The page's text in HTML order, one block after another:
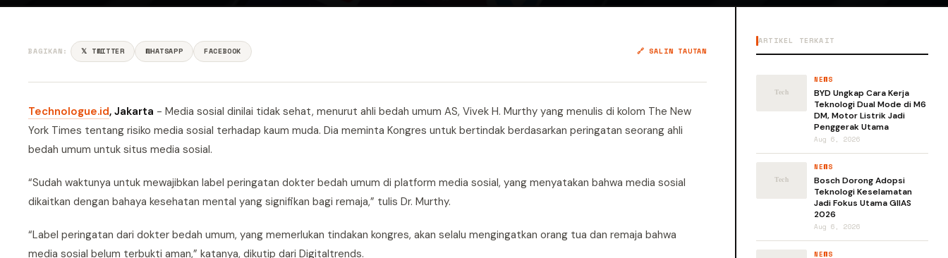
BAGIKAN: 𝕏 TWITTER WHATSAPP FACEBOOK 🔗 SALIN TAUTAN
Technologue.id, Jakarta - Media sosial dinilai tidak sehat, menurut ahli bedah umum AS, Vivek H. Murthy yang menulis di kolom The New
York Times tentang risiko media sosial terhadap kaum muda. Dia meminta Kongres untuk bertindak berdasarkan peringatan seorang ahli
bedah umum untuk situs media sosial.
“Sudah waktunya untuk mewajibkan label peringatan dokter bedah umum di platform media sosial, yang menyatakan bahwa media sosial
dikaitkan dengan bahaya kesehatan mental yang signifikan bagi remaja,” tulis Dr. Murthy.
“Label peringatan dari dokter bedah umum, yang memerlukan tindakan kongres, akan selalu mengingatkan orang tua dan remaja bahwa
media sosial belum terbukti aman,” katanya, dikutip dari Digitaltrends.
ARTIKEL TERKAIT
NEWS
BYD Ungkap Cara Kerja
Teknologi Dual Mode di M6
DM, Motor Listrik Jadi
Penggerak Utama
Aug 6, 2026
NEWS
Bosch Dorong Adopsi
Teknologi Keselamatan
Jadi Fokus Utama GIIAS
2026
Aug 6, 2026
NEWS